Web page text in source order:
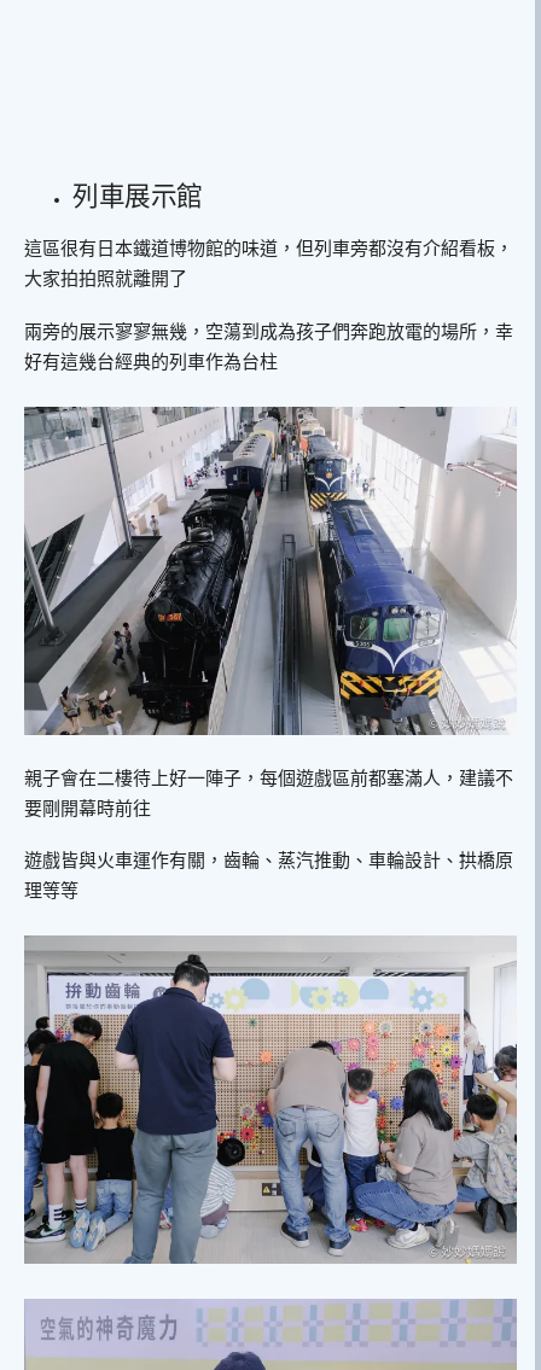
列車展示館
這區很有日本鐵道博物館的味道，但列車旁都沒有介紹看板，
大家拍拍照就離開了
兩旁的展示寥寥無幾，空蕩到成為孩子們奔跑放電的場所，幸
好有這幾台經典的列車作為台柱
親子會在二樓待上好一陣子，每個遊戲區前都塞滿人，建議不
要剛開幕時前往
遊戲皆與火車運作有關，齒輪、蒸汽推動、車輪設計、拱橋原
理等等